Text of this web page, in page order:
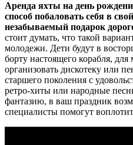
Аренда яхты на день
способ побаловать себя в
незабываемый подарок
стоит думать, что такой
молодежи. Дети будут в
борту настоящего корабля,
организовать дискотеку или
старшего поколения с
ретро-хиты или народные
фантазию, в ваш праздник
специалисты помогут